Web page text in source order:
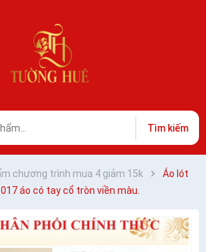
Tìm kiếm
chương trình mua 4 giảm 15k
Áo lót
áo có tay cổ tròn viền màu.